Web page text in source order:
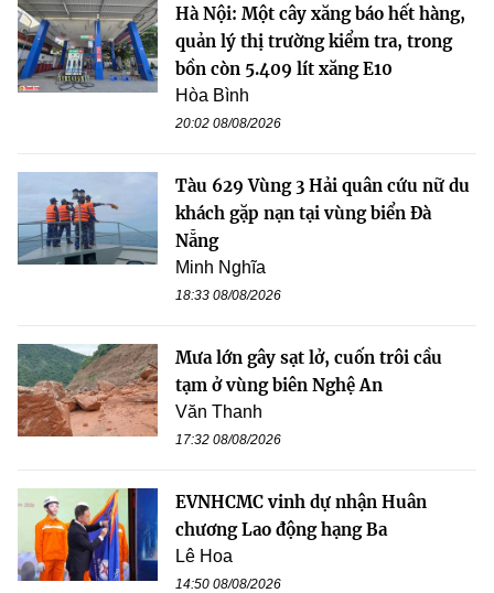
Hà Nội: Một cây xăng báo hết hàng,
quản lý thị trường kiểm tra, trong
bồn còn 5.409 lít xăng E10
Hòa Bình
20:02 08/08/2026
Tàu 629 Vùng 3 Hải quân cứu nữ du
khách gặp nạn tại vùng biển Đà
Nẵng
Minh Nghĩa
18:33 08/08/2026
Mưa lớn gây sạt lở, cuốn trôi cầu
tạm ở vùng biên Nghệ An
Văn Thanh
17:32 08/08/2026
EVNHCMC vinh dự nhận Huân
chương Lao động hạng Ba
Lê Hoa
14:50 08/08/2026